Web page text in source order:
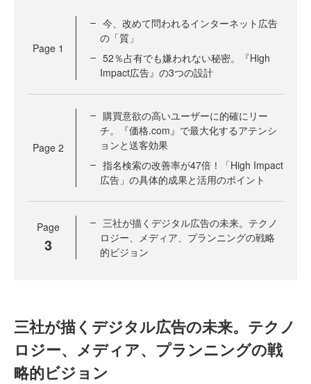
Page 1
今、改めて問われるインターネット広告
の「質」
52％占有でも嫌われない秘密。『High
Impact広告』の3つの設計
Page 2
購買意欲の高いユーザーに的確にリー
チ。『価格.com』で最大化するアテンシ
ョンと送客効果
指名検索の改善率が47倍！「High Impact
広告」の具体的成果と活用のポイント
Page
3
三社が描くデジタル広告の未来。テクノ
ロジー、メディア、プランニングの戦略
的ビジョン
三社が描くデジタル広告の未来。テクノ
ロジー、メディア、プランニングの戦
略的ビジョン